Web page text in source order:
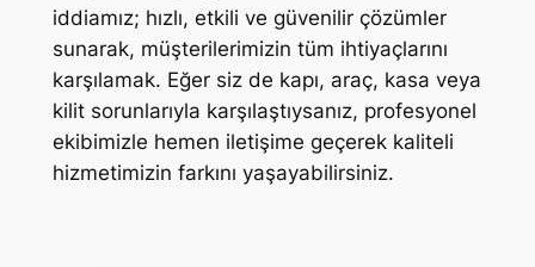
iddiamız; hızlı, etkili ve güvenilir çözümler
sunarak, müşterilerimizin tüm ihtiyaçlarını
karşılamak. Eğer siz de kapı, araç, kasa veya
kilit sorunlarıyla karşılaştıysanız, profesyonel
ekibimizle hemen iletişime geçerek kaliteli
hizmetimizin farkını yaşayabilirsiniz.